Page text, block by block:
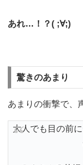
あれ…！？( ;∀;)
驚きのあまり
あまりの衝撃で、
大人でも目の前